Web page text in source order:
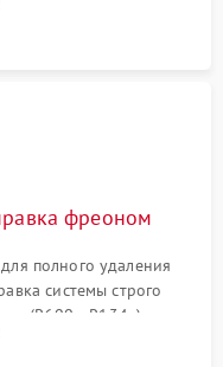
дверных петель.
фреоном
полного удаления
системы строго
(R600a, R134a) по
давления в системе.